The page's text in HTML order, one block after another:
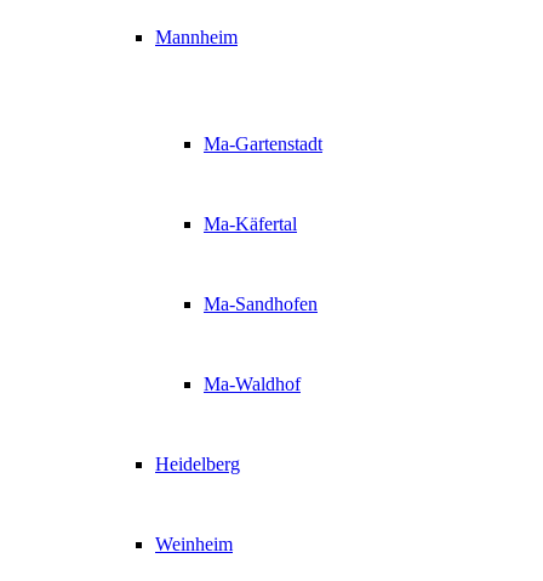
Mannheim
Ma-Gartenstadt
Ma-Käfertal
Ma-Sandhofen
Ma-Waldhof
Heidelberg
Weinheim